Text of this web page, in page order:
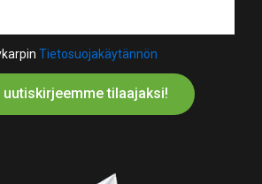
Tietosuojakäytännön
uutiskirjeemme tilaajaksi!